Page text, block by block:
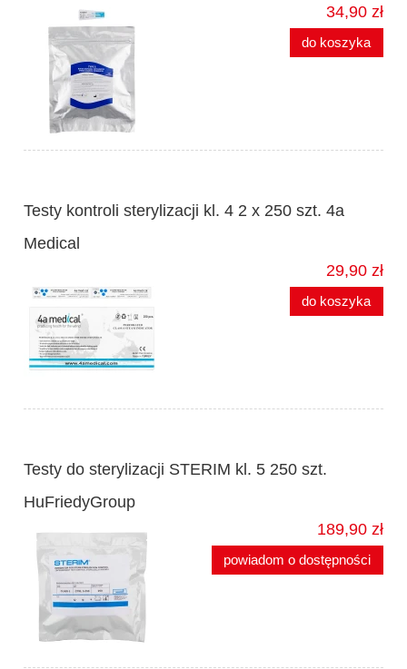
34,90 zł
do koszyka
Testy kontroli sterylizacji kl. 4 2 x 250 szt. 4a
Medical
29,90 zł
do koszyka
Testy do sterylizacji STERIM kl. 5 250 szt.
HuFriedyGroup
189,90 zł
powiadom o dostępności